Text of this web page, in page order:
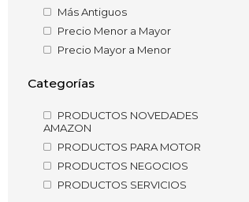
Más Antiguos
Precio Menor a Mayor
Precio Mayor a Menor
Categorías
PRODUCTOS NOVEDADES
AMAZON
PRODUCTOS PARA MOTOR
PRODUCTOS NEGOCIOS
PRODUCTOS SERVICIOS